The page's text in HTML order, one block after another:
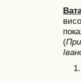
(